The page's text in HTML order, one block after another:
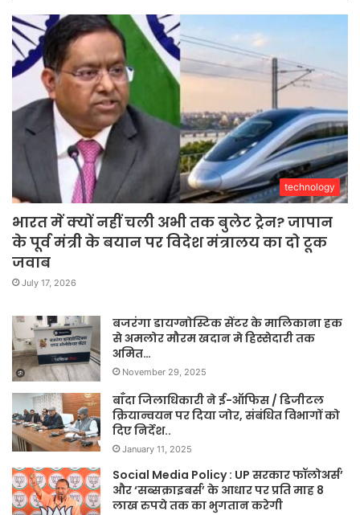
technology
भारत में क्यों नहीं चली अभी तक बुलेट ट्रेन? जापान
के पूर्व मंत्री के बयान पर विदेश मंत्रालय का दो टूक
जवाब
July 17, 2026
बजरंगा डायग्नोस्टिक सेंटर के मालिकाना हक
से अमलोर मौरम खदान मे हिस्सेदारी तक
अमित…
November 29, 2025
बाँदा जिलाधिकारी ने ई-ऑफिस / डिजीटल
क्रियान्वयन पर दिया जोर, संबंधित विभागों को
दिए निर्देश..
January 11, 2025
Social Media Policy : UP सरकार फॉलोअर्स’
और ‘सब्सक्राइबर्स’ के आधार पर प्रति माह 8
लाख रुपये तक का भुगतान करेगी